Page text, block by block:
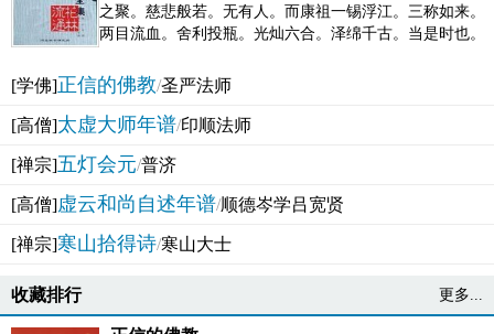
之聚。慈悲般若。无有人。而康祖一锡浮江。三称如来。
两目流血。舍利投瓶。光灿六合。泽绵千古。当是时也。
[学佛]正信的佛教/圣严法师
[高僧]太虚大师年谱/印顺法师
[禅宗]五灯会元/普济
[高僧]虚云和尚自述年谱/顺德岑学吕宽贤
[禅宗]寒山拾得诗/寒山大士
收藏排行 更多...